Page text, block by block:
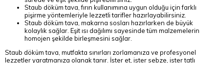
Staub döküm tava, fırın kullanımına uygun olduğu için farklı
pişirme yöntemleriyle lezzetli tarifler hazırlayabilirsiniz.
Staub döküm tava, makarna sosları hazırlarken de büyük
kolaylık sağlar. Eşit ısı dağılımı sayesinde tüm malzemelerin
homojen şekilde birleşmesini sağlar.
Staub döküm tava, mutfakta sınırları zorlamanıza ve profesyonel
lezzetler yaratmanıza olanak tanır. İster et, ister sebze, ister tatlı